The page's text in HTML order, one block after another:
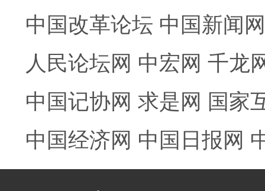
中国改革论坛 中国新闻网
人民论坛网 中宏网 千龙
中国记协网 求是网 国家
中国经济网 中国日报网